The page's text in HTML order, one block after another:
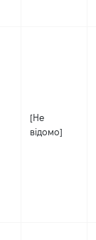
[Не
відомо]